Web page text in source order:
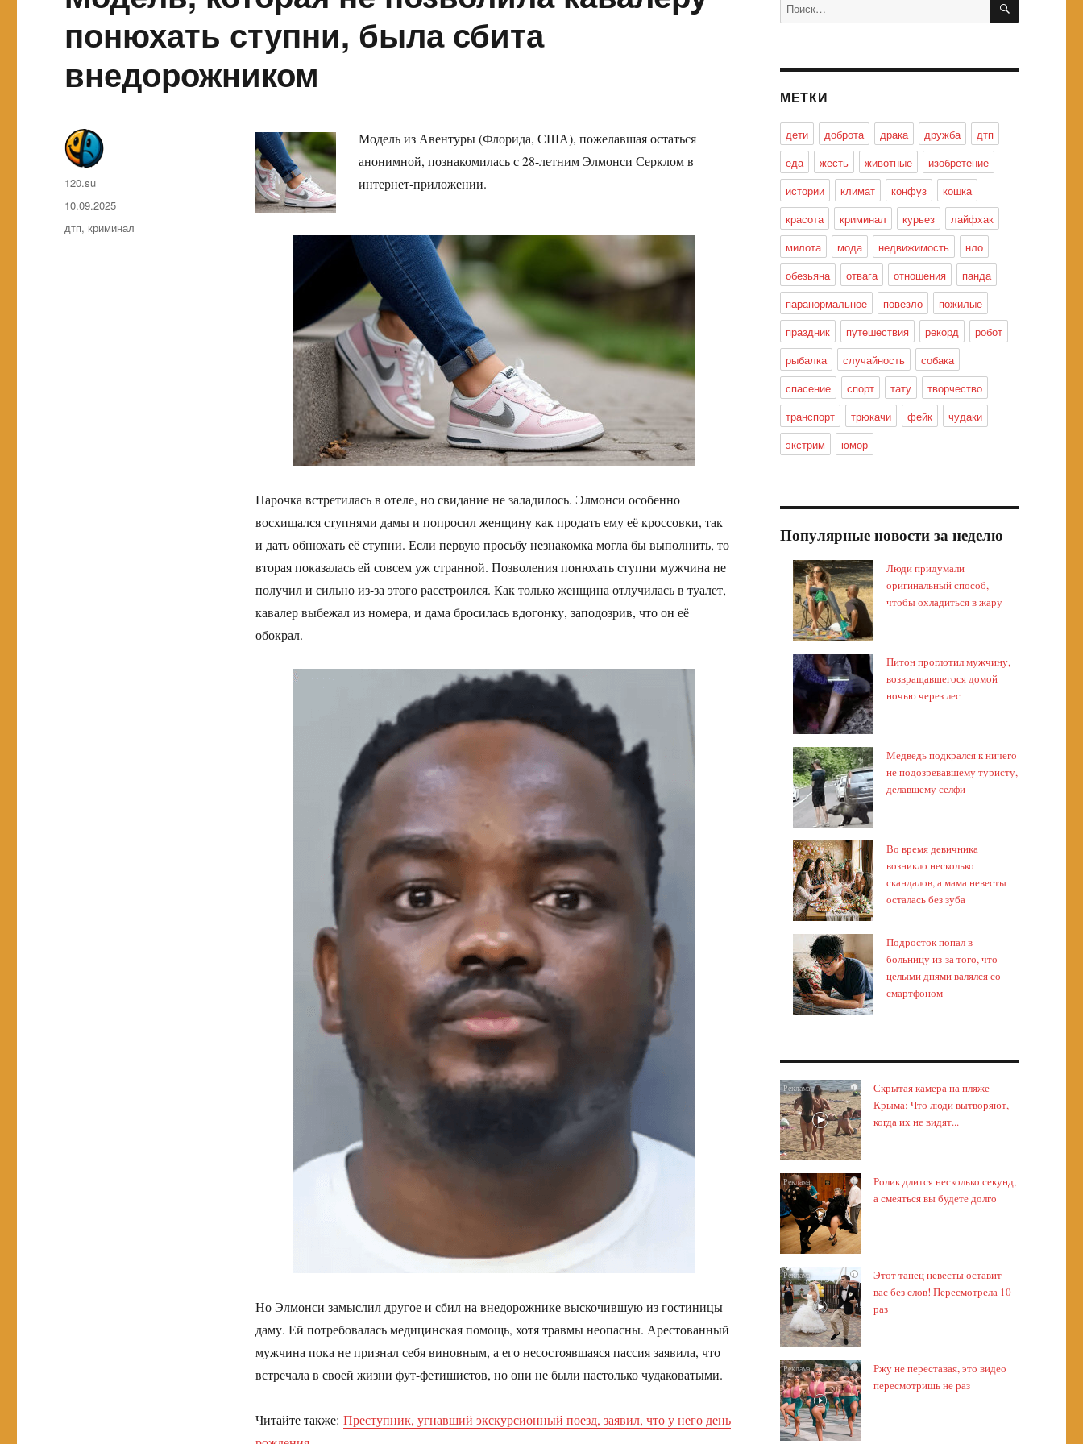
понюхать ступни, была сбита
внедорожником
Модель из Авентуры (Флорида, США), пожелавшая остаться
анонимной, познакомилась с 28-летним Элмонси Серклом в
интернет-приложении.
Парочка встретилась в отеле, но свидание не заладилось. Элмонси особенно
восхищался ступнями дамы и попросил женщину как продать ему её кроссовки, так
и дать обнюхать её ступни. Если первую просьбу незнакомка могла бы выполнить, то
вторая показалась ей совсем уж странной. Позволения понюхать ступни мужчина не
получил и сильно из-за этого расстроился. Как только женщина отлучилась в туалет,
кавалер выбежал из номера, и дама бросилась вдогонку, заподозрив, что он её
обокрал.
Но Элмонси замыслил другое и сбил на внедорожнике выскочившую из гостиницы
даму. Ей потребовалась медицинская помощь, хотя травмы неопасны. Арестованный
мужчина пока не признал себя виновным, а его несостоявшаяся пассия заявила, что
встречала в своей жизни фут-фетишистов, но они не были настолько чудаковатыми.
Читайте также: Преступник, угнавший экскурсионный поезд, заявил, что у него день
Автор
120.su
Опубликовано
10.09.2025
Метки
дтп, криминал
МЕТКИ
дети доброта драка дружба
дтп
еда
жесть животные
изобретение
истории
климат конфуз
кошка
красота
криминал курьез
лайфхак
милота
мода недвижимость
нло
обезьяна
отвага отношения
панда
паранормальное
повезло
пожилые
праздник
путешествия рекорд
робот
рыбалка
случайность
собака
спасение
спорт тату
творчество
транспорт
трюкачи фейк
чудаки
экстрим
юмор
Популярные новости за неделю
Люди придумали
оригинальный способ,
чтобы охладиться в жару
Питон проглотил мужчину,
возвращавшегося домой
ночью через лес
Медведь подкрался к ничего
не подозревавшему туристу,
делавшему селфи
Во время девичника
возникло несколько
скандалов, а мама невесты
осталась без зуба
Подросток попал в
больницу из-за того, что
целыми днями валялся со
смартфоном
i
Скрытая камера на пляже
Крыма: Что люди вытворяют,
когда их не видят...
i
Ролик длится несколько секунд,
а смеяться вы будете долго
i
Этот танец невесты оставит
вас без слов! Пересмотрела 10
раз
i
Ржу не переставая, это видео
пересмотришь не раз